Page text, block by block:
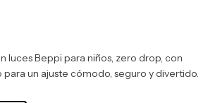
luces Beppi para niños, zero drop, con
un ajuste cómodo, seguro y divertido.